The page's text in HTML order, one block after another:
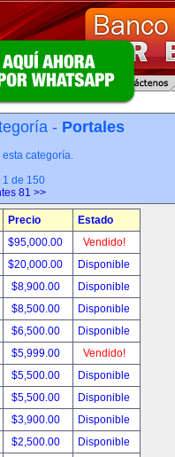
- Portales
categoría.
1 de 150
81 >>
Precio
Estado
$95,000.00
Vendido!
$20,000.00
Disponible
$8,900.00
Disponible
$8,500.00
Disponible
$6,500.00
Disponible
$5,999.00
Vendido!
$5,500.00
Disponible
$5,500.00
Disponible
$3,900.00
Disponible
$2,500.00
Disponible